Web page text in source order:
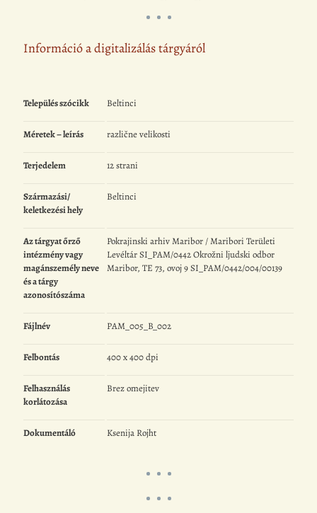
Információ a digitalizálás tárgyáról
Település szócikk Beltinci
Méretek – leírás različne velikosti
Terjedelem 12 strani
Származási/
keletkezési hely
Beltinci
Az tárgyat őrző
intézmény vagy
magánszemély neve
és a tárgy
azonosítószáma
Pokrajinski arhiv Maribor / Maribori Területi
Levéltár SI_PAM/0442 Okrožni ljudski odbor
Maribor, TE 73, ovoj 9 SI_PAM/0442/004/00139
Fájlnév PAM_005_B_002
Felbontás 400 x 400 dpi
Felhasználás
korlátozása
Brez omejitev
Dokumentáló Ksenija Rojht